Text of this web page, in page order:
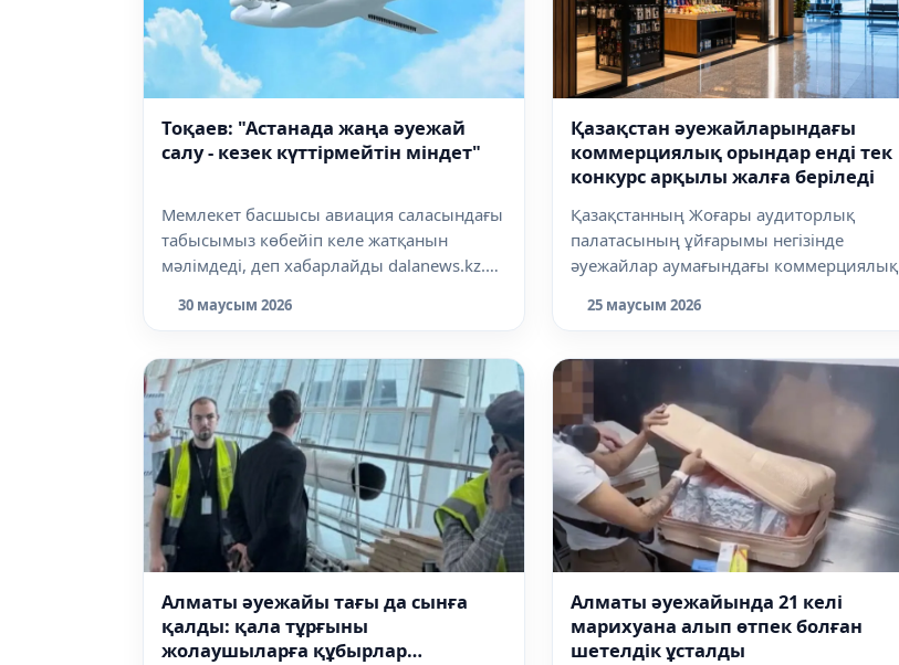
Тоқаев: "Астанада жаңа әуежай
салу - кезек күттірмейтін міндет"
Мемлекет басшысы авиация саласындағы
табысымыз көбейіп келе жатқанын
мәлімдеді, деп хабарлайды dalanews.kz.
30 маусым 2026
Қазақстан әуежайларындағы
коммерциялық орындар енді тек
конкурс арқылы жалға беріледі
Қазақстанның Жоғары аудиторлық
палатасының ұйғарымы негізінде
әуежайлар аумағындағы коммерциялық
25 маусым 2026
Алматы әуежайы тағы да сынға
қалды: қала тұрғыны
жолаушыларға құбырлар
Алматы әуежайында 21 келі
марихуана алып өтпек болған
шетелдік ұсталды